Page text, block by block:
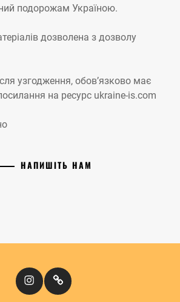
подорожам Україною.
дозволена з дозволу
узгодження, обов’язково має
на ресурс ukraine-is.com
НАПИШІТЬ НАМ
InstagramКіномандри